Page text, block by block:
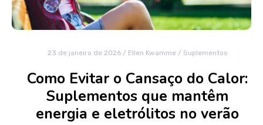
23 de janeiro de 2026 / Ellen Kwamme / Suplementos
Como Evitar o Cansaço do Calor:
Suplementos que mantêm
energia e eletrólitos no verão